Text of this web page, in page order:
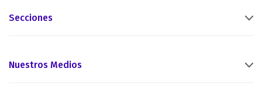
Secciones
Nuestros Medios